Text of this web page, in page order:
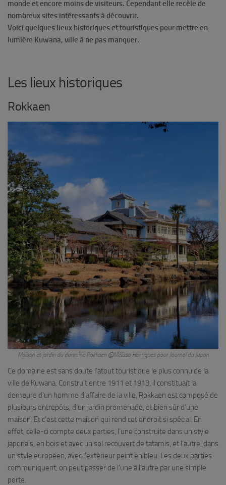
monde et encore moins de visiteurs. Cependant elle recèle de
nombreux sites intéressants à découvrir.
Voici quelques lieux historiques et touristiques pour mettre en
lumière Kuwana, ville à ne pas manquer.
Les lieux historiques
Rokkaen
Maison et jardin du domaine Rokkaen @Mélissa Henriques pour Journal du Japon
Ce domaine est sans doute l’atout touristique le plus connu de la
ville de Kuwana. Construit entre 1911 et 1913, il constituait la
demeure d’un homme d’affaire de la ville. Rokkaen est composé de
plusieurs entrepôts, d’un jardin promenade, et bien sûr d’une
maison. Et c’est cette maison qui rend cet endroit si spécial. En
effet, celle-ci compte deux parties, l’une construite dans un style
japonais, en bois et avec un sol recouvert de tatamis, et l’autre, dans
un style européen, avec l’extérieur peint en bleu. Les deux parties
communiquent, on peut passer de l’une à l’autre par une simple
porte.